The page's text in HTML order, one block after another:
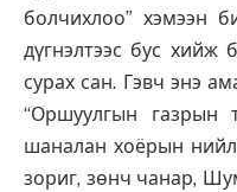
болчихлоо” хэмээн
дүгнэлтээс бус хийж
сурах сан. Гэвч энэ
“Оршуулгын газрын
шаналан хоёрын
зориг, зөнч чанар,